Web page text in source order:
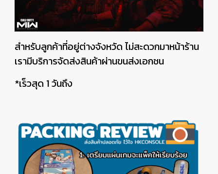
สำหรับลูกค้าที่อยู่ต่างจังหวัด ไม่สะดวกมาหน้าร้าน
เรามีบริการจัดส่งสินค้าผ่านขนส่งเอกชน
*เร็วสุด 1 วันถึง